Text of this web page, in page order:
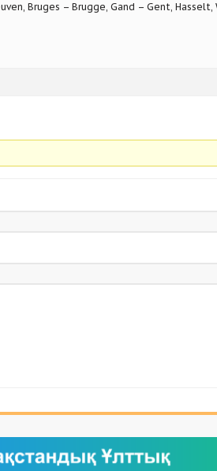
Bruges – Brugge, Gand – Gent, Hasselt,